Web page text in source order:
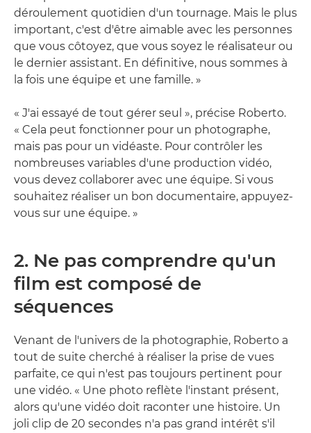
déroulement quotidien d'un tournage. Mais le plus
important, c'est d'être aimable avec les personnes
que vous côtoyez, que vous soyez le réalisateur ou
le dernier assistant. En définitive, nous sommes à
la fois une équipe et une famille. »
« J'ai essayé de tout gérer seul », précise Roberto.
« Cela peut fonctionner pour un photographe,
mais pas pour un vidéaste. Pour contrôler les
nombreuses variables d'une production vidéo,
vous devez collaborer avec une équipe. Si vous
souhaitez réaliser un bon documentaire, appuyez-
vous sur une équipe. »
2. Ne pas comprendre qu'un
film est composé de
séquences
Venant de l'univers de la photographie, Roberto a
tout de suite cherché à réaliser la prise de vues
parfaite, ce qui n'est pas toujours pertinent pour
une vidéo. « Une photo reflète l'instant présent,
alors qu'une vidéo doit raconter une histoire. Un
joli clip de 20 secondes n'a pas grand intérêt s'il